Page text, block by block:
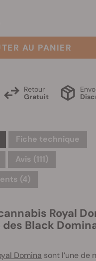
AU PANIER
Retour
Gratuit
Fiche technique
Avis (111)
(4)
Royal
Black
Domina sont l’une de